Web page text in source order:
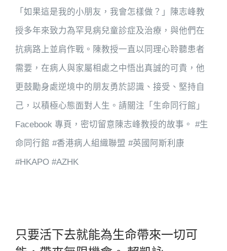
「如果這是我的小朋友，我會怎樣做？」陳志峰教
授多年來致力為罕見病兒童診症及治療，與他們在
抗病路上並肩作戰。陳教授一直以同理心聆聽患者
需要，在病人與家屬相處之中悟出真誠的可貴，他
更鼓勵身處逆境中的朋友勇於認識、接受、堅持自
己，以積極心態面對人生。請關注「生命同行館」
Facebook 專頁，密切留意陳志峰教授的故事。 #生
命同行館 #香港病人組織聯盟 #英國阿斯利康
#HKAPO #AZHK
只要活下去就能為生命帶來一切可